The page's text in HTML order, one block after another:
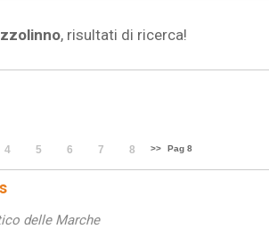
, risultati di ricerca!
4 5 6 7 8 >> Pag 8
delle Marche